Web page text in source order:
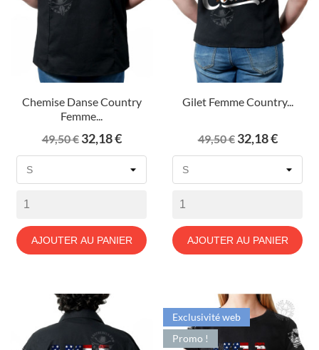
Chemise Danse Country
Femme...
Prix
de
49,50 € Prix
32,18 €
AJOUTER AU PANIER
Gilet Femme Country...
Prix
de
49,50 € Prix
32,18 €
AJOUTER AU PANIER
Exclusivité web
Promo !